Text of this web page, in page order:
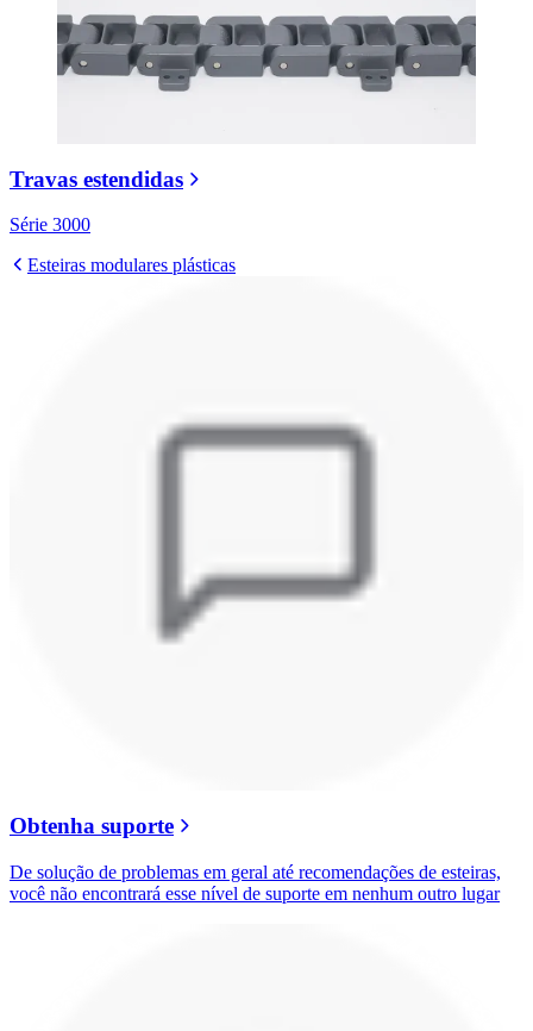
Travas estendidas
Série 3000
Esteiras modulares plásticas
Obtenha suporte
De solução de problemas em geral até recomendações de esteiras,
você não encontrará esse nível de suporte em nenhum outro lugar